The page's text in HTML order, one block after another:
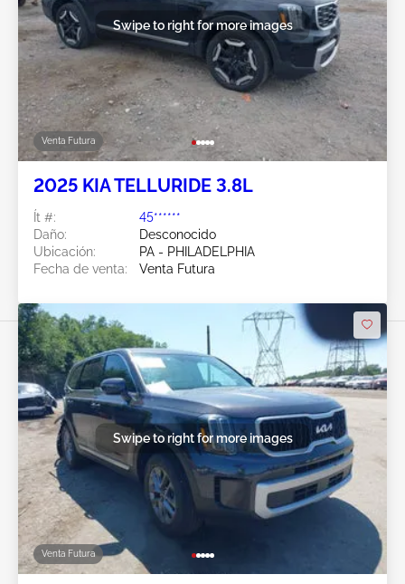
Venta Futura
Swipe to right for more images
2025 KIA TELLURIDE 3.8L
Ít #:
45******
Daño:
Desconocido
Ubicación:
PA - PHILADELPHIA
Fecha de venta:
Venta Futura
Venta Futura
Swipe to right for more images